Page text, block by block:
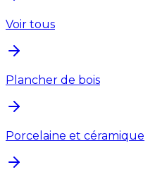
Voir tous
Plancher de bois
Porcelaine et céramique